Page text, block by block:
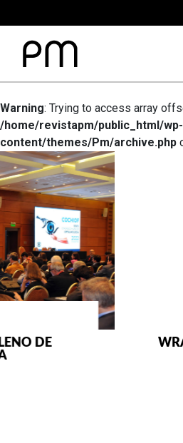
Warning: Trying to access array
/home/revistapm/public_html/wp-
content/themes/Pm/archive.php
WRANGLER CELEBRA
ESTILO E
EN SU MES DE